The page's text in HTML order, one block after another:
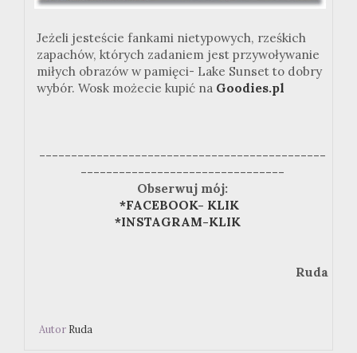
Jeżeli jesteście fankami nietypowych, rześkich
zapachów, których zadaniem jest przywoływanie
miłych obrazów w pamięci- Lake Sunset to dobry
wybór. Wosk możecie kupić na Goodies.pl
---------------------------------------------
--------------------------------
Obserwuj mój:
*FACEBOOK- KLIK
*INSTAGRAM-KLIK
Ruda
Autor Ruda